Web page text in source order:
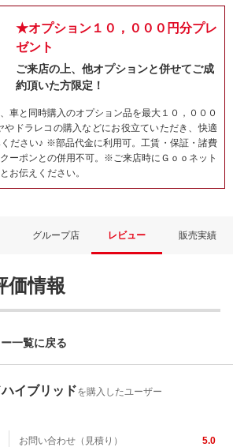
★オプション１０，０００円分プレ
ゼント
ご来店の上、他オプションと併せてご成
約頂いた方限定！
車と同時購入のオプション品を最大１０，０００
やドラレコの購入などにお役立ていただき、快適
ださい♪ ※部品代金に利用可。工賃・保証・諸費
ーポンとの併用不可。※ご来店時にＧｏｏネット
お伝えください。
グループ店 レビュー 販売実績
価情報
一覧に戻る
イブリッドを購入したユーザー
お問い合わせ（見積り）
5.0